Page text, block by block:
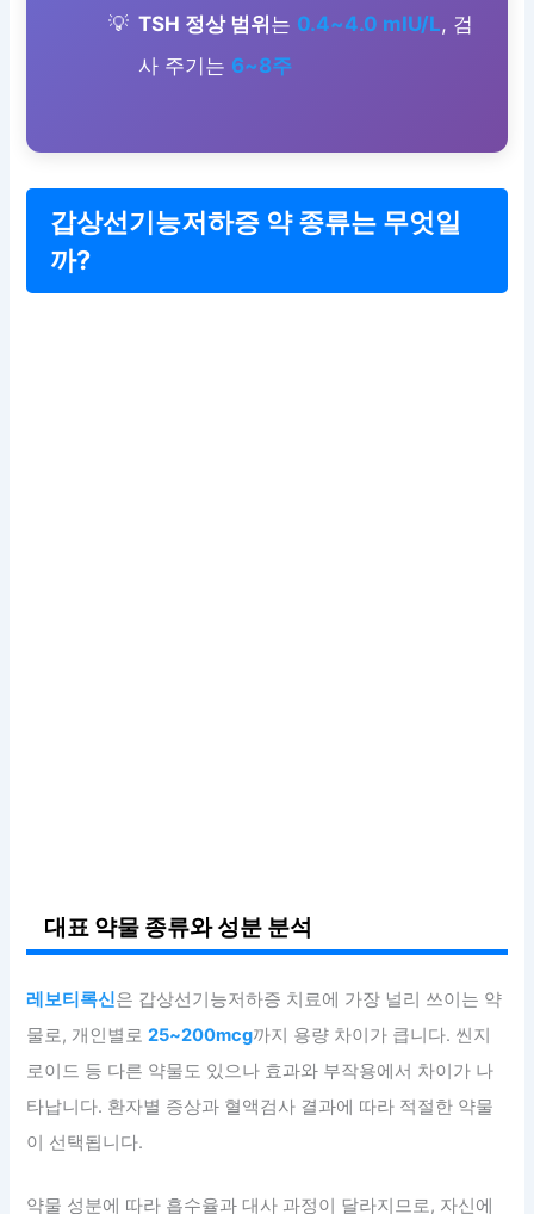
TSH 정상 범위는 0.4~4.0 mIU/L, 검
사 주기는 6~8주
갑상선기능저하증 약 종류는 무엇일
까?
대표 약물 종류와 성분 분석
레보티록신은 갑상선기능저하증 치료에 가장 널리 쓰이는 약
물로, 개인별로25~200mcg까지 용량 차이가 큽니다. 씬지
로이드 등 다른 약물도 있으나 효과와 부작용에서 차이가 나
타납니다. 환자별 증상과 혈액검사 결과에 따라 적절한 약물
이 선택됩니다.
약물 성분에 따라 흡수율과 대사 과정이 달라지므로, 자신에